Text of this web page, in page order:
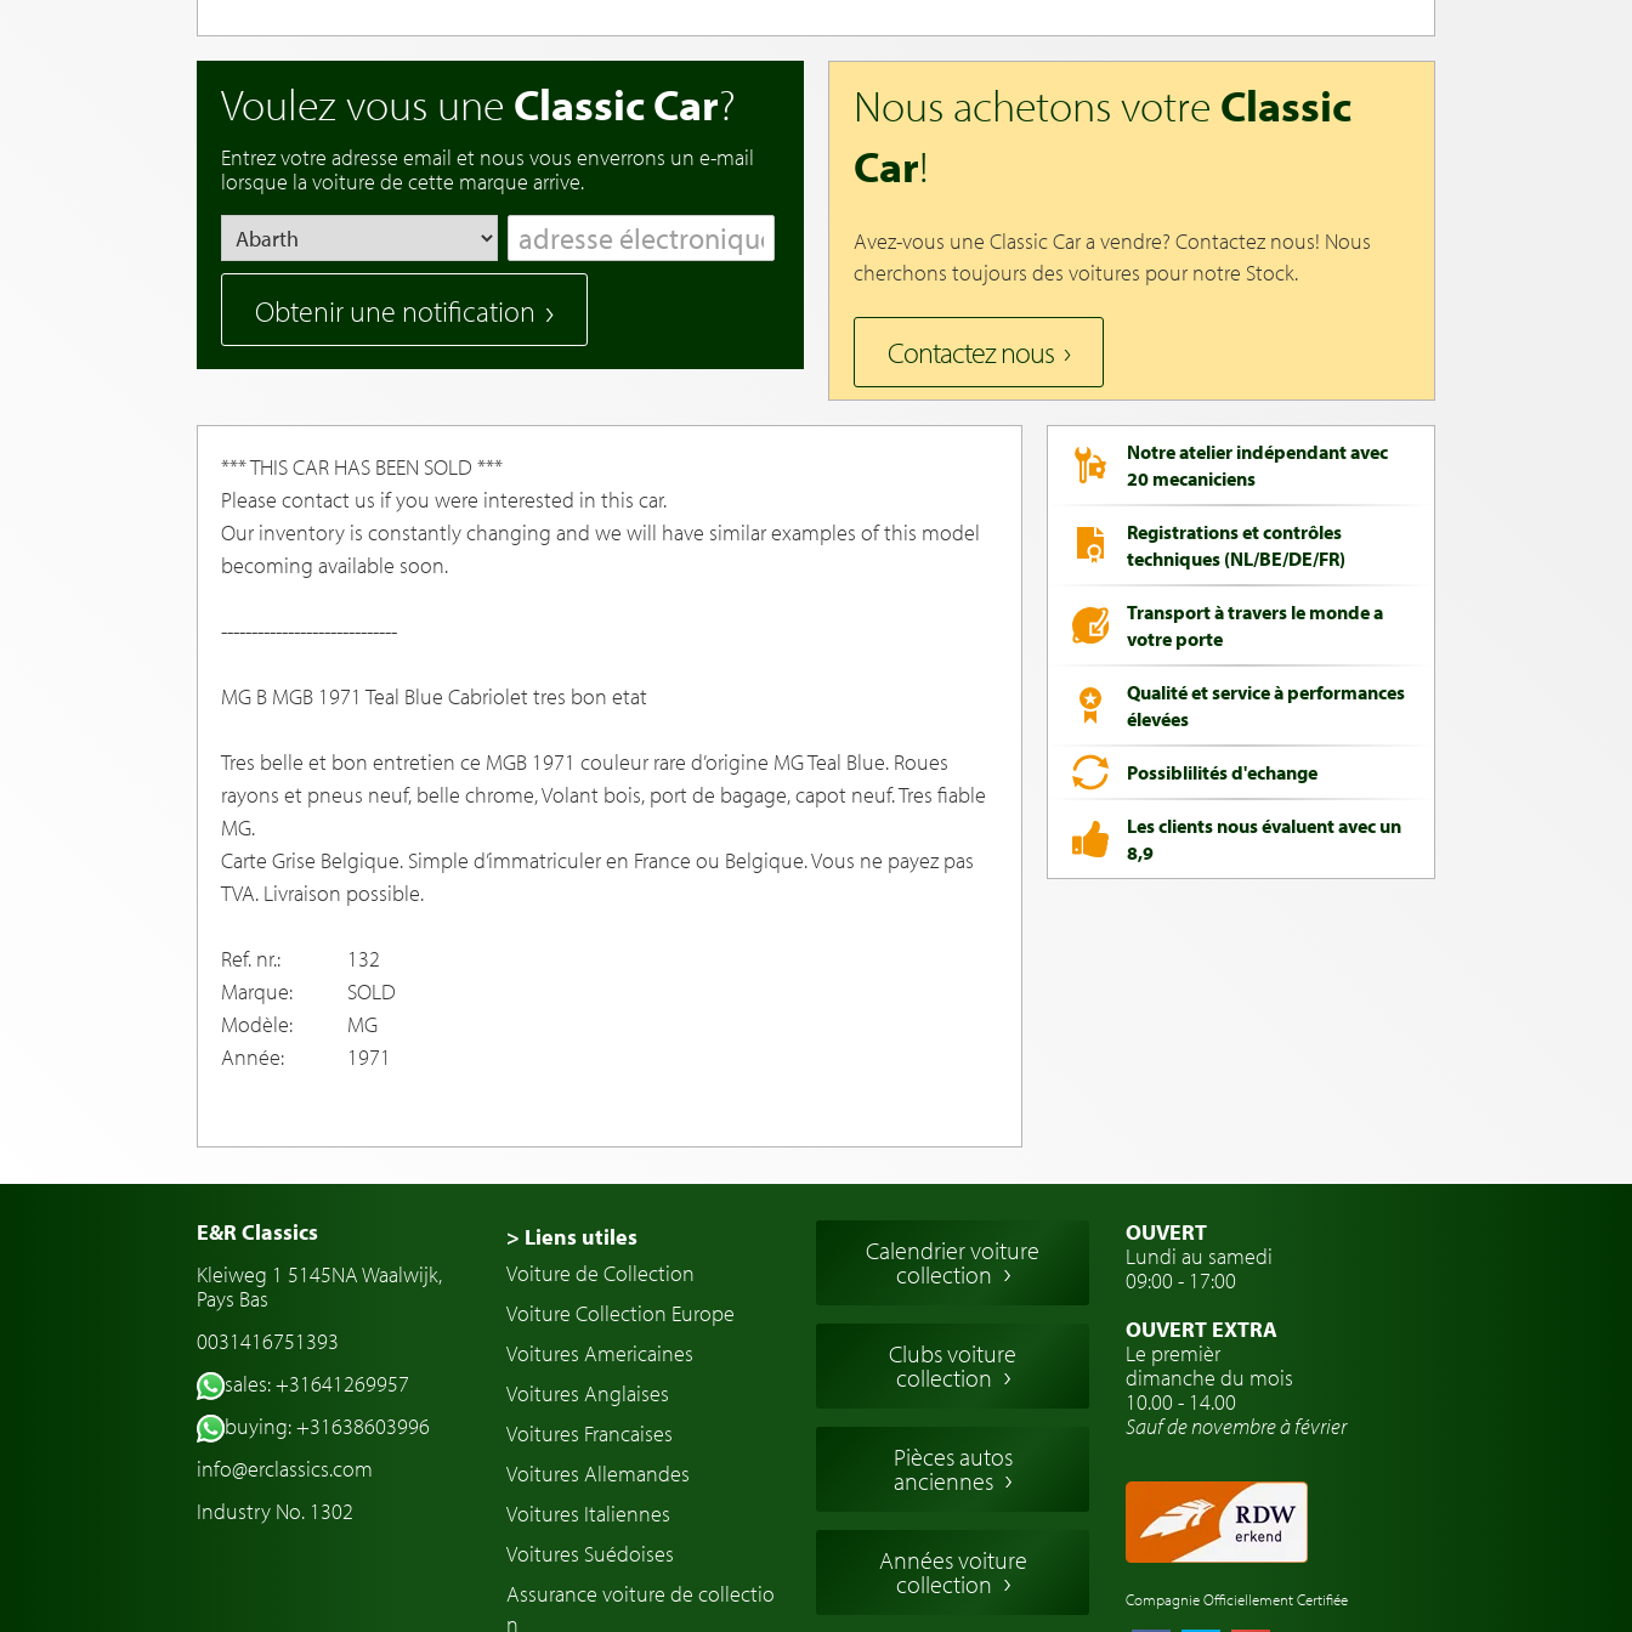
Voulez vous une Classic Car?
Entrez votre adresse email et nous vous enverrons un e-mail
lorsque la voiture de cette marque arrive.
Obtenir une notification
Nous achetons votre Classic
Car!
Avez-vous une Classic Car a vendre? Contactez nous! Nous
cherchons toujours des voitures pour notre Stock.
Contactez nous
*** THIS CAR HAS BEEN SOLD ***
Please contact us if you were interested in this car.
Our inventory is constantly changing and we will have similar examples of this model
becoming available soon.
-----------------------------
MG B MGB 1971 Teal Blue Cabriolet tres bon etat
Tres belle et bon entretien ce MGB 1971 couleur rare d’origine MG Teal Blue. Roues
rayons et pneus neuf, belle chrome, Volant bois, port de bagage, capot neuf. Tres fiable
MG.
Carte Grise Belgique. Simple d’immatriculer en France ou Belgique. Vous ne payez pas
TVA. Livraison possible.
Ref. nr.:
132
Marque:
SOLD
Modèle:
MG
Année:
1971
Notre atelier indépendant avec
20 mecaniciens
Registrations et contrôles
techniques (NL/BE/DE/FR)
Transport à travers le monde a
votre porte
Qualité et service à performances
élevées
Possiblilités d'echange
Les clients nous évaluent avec un
8,9
E&R Classics
Kleiweg 1 5145NA Waalwijk,
Pays Bas
0031416751393
sales: +31641269957
buying: +31638603996
info@erclassics.com
Industry No. 1302
> Liens utiles
Voiture de Collection
Voiture Collection Europe
Voitures Americaines
Voitures Anglaises
Voitures Francaises
Voitures Allemandes
Voitures Italiennes
Voitures Suédoises
Assurance voiture de collectio
n
Calendrier voiture
collection
Clubs voiture
collection
Pièces autos
anciennes
Années voiture
collection
OUVERT
Lundi au samedi
09:00 - 17:00
OUVERT EXTRA
Le premièr
dimanche du mois
10.00 - 14.00
Sauf de novembre à février
Compagnie Officiellement Certifiée